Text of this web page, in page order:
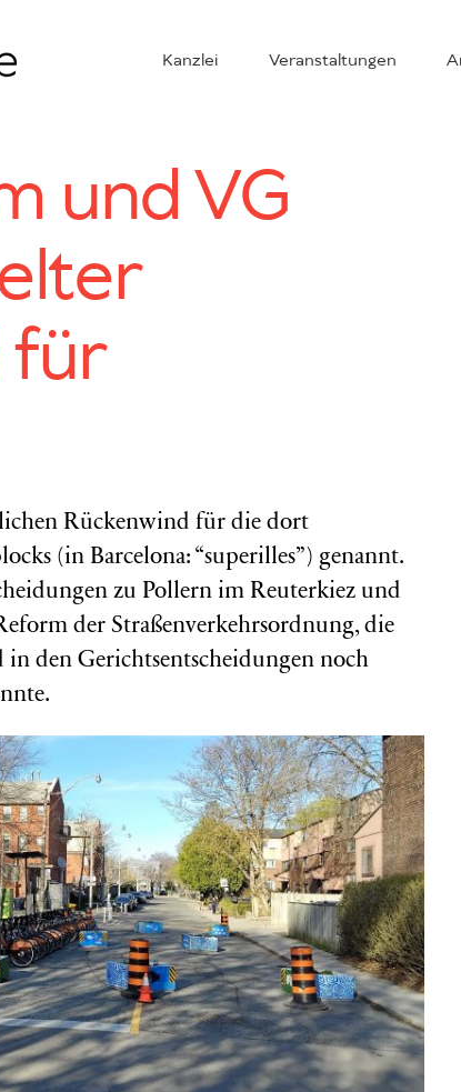
Kanzlei Veranstaltungen
und VG
für
Rückenwind für die dort
(in Barcelona: “superilles”) genannt.
zu Pollern im Reuterkiez und
der Straßenverkehrsordnung, die
den Gerichtsentscheidungen noch